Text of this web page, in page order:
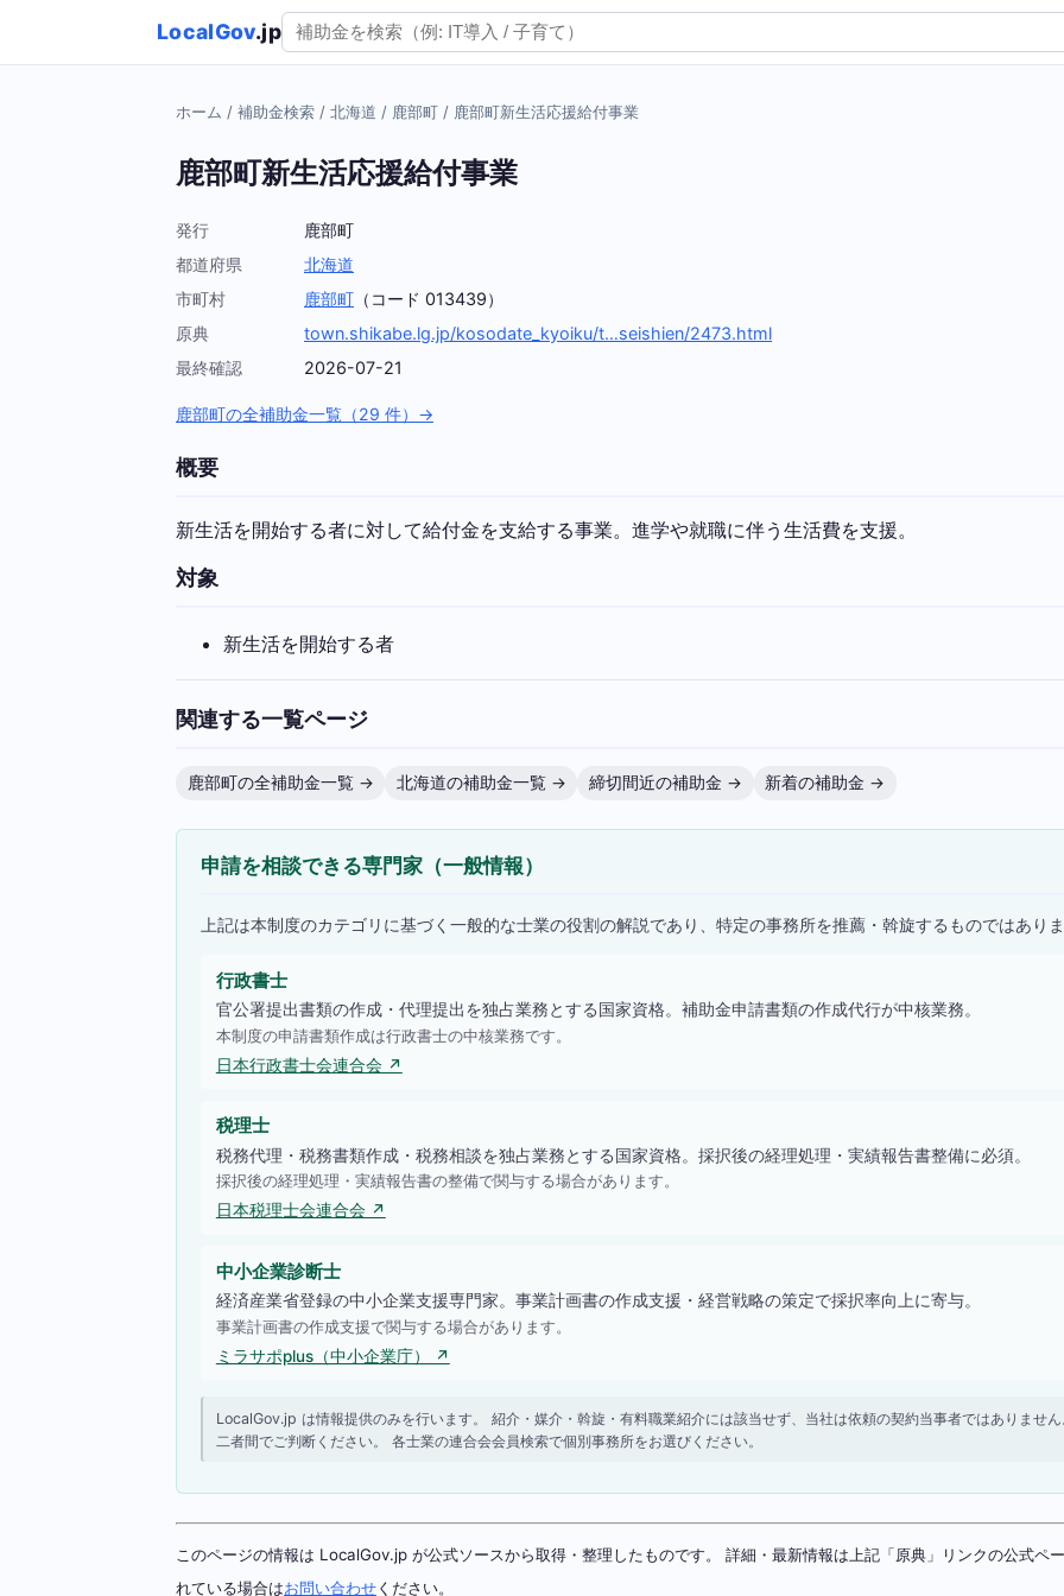
LocalGov.jp
ホーム / 補助金検索 / 北海道 / 鹿部町 / 鹿部町新生活応援給付事業
鹿部町新生活応援給付事業
発行
鹿部町
都道府県
北海道
市町村
鹿部町 （コード 013439）
原典
town.shikabe.lg.jp/kosodate_kyoiku/t…seishien/2473.html
最終確認
2026-07-21
鹿部町の全補助金一覧（29 件）→
概要
新生活を開始する者に対して給付金を支給する事業。進学や就職に伴う生活費を支援。
対象
新生活を開始する者
関連する一覧ページ
鹿部町の全補助金一覧 → 北海道の補助金一覧 → 締切間近の補助金 → 新着の補助金 →
申請を相談できる専門家（一般情報）
上記は本制度のカテゴリに基づく一般的な士業の役割の解説であり、特定の事務所を推薦・斡旋するものではあり
行政書士
官公署提出書類の作成・代理提出を独占業務とする国家資格。補助金申請書類の作成代行が中核業務。
本制度の申請書類作成は行政書士の中核業務です。
日本行政書士会連合会 ↗
税理士
税務代理・税務書類作成・税務相談を独占業務とする国家資格。採択後の経理処理・実績報告書整備に必須。
採択後の経理処理・実績報告書の整備で関与する場合があります。
日本税理士会連合会 ↗
中小企業診断士
経済産業省登録の中小企業支援専門家。事業計画書の作成支援・経営戦略の策定で採択率向上に寄与。
事業計画書の作成支援で関与する場合があります。
ミラサポplus（中小企業庁） ↗
LocalGov.jp は情報提供のみを行います。 紹介・媒介・斡旋・有料職業紹介には該当せず、当社は依頼の契約当事者ではありませ
二者間でご判断ください。 各士業の連合会会員検索で個別事務所をお選びください。
このページの情報は LocalGov.jp が公式ソースから取得・整理したものです。 詳細・最新情報は上記「原典」リンクの公式ペ
れている場合はお問い合わせください。